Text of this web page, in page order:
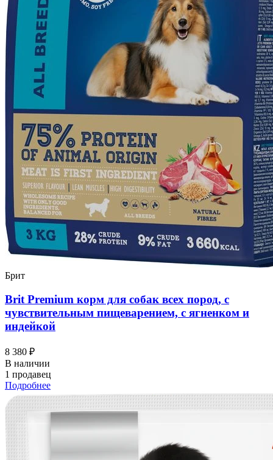
Брит
Brit Premium корм для собак всех пород, с
чувствительным пищеварением, с ягненком и
индейкой
8 380 ₽
В наличии
1 продавец
Подробнее